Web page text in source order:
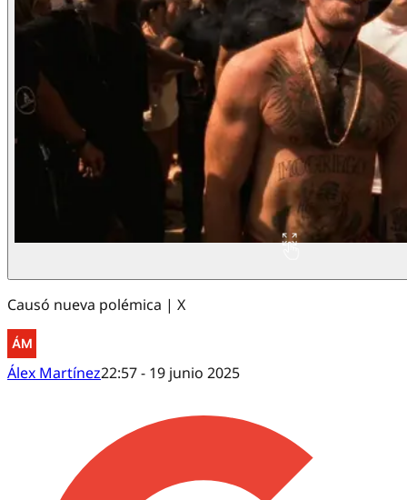
Causó nueva polémica | X
Álex Martínez22:57 - 19 junio 2025